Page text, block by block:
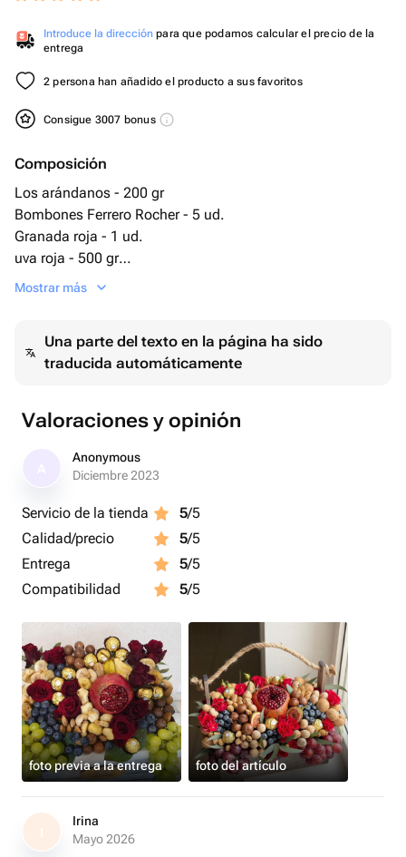
Introduce la dirección para que podamos calcular el precio de la
entrega
2 persona han añadido el producto a sus favoritos
Consigue 3007 bonus
Composición
Los arándanos - 200 gr
Bombones Ferrero Rocher - 5 ud.
Granada roja - 1 ud.
uva roja - 500 gr
nueces mezcla - 500 gr
Mostrar más
Una parte del texto en la página ha sido
traducida automáticamente
Valoraciones y opinión
Anonymous
Diciembre 2023
Servicio de la tienda 5/5
Calidad/precio
5/5
Entrega
5/5
Compatibilidad
5/5
foto previa a la entrega foto del artículo
I
Irina
Mayo 2026